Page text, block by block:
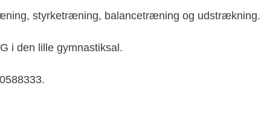
styrketræning, balancetræning og udstrækning.
i den lille gymnastiksal.